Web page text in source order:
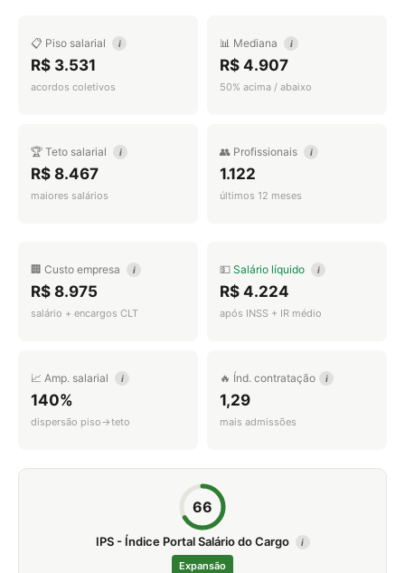
📋 Piso salarial i
R$ 3.531
acordos coletivos
📊 Mediana i
R$ 4.907
50% acima / abaixo
🏆 Teto salarial i
R$ 8.467
maiores salários
👥 Profissionais i
1.122
últimos 12 meses
🏢 Custo empresa i
R$ 8.975
salário + encargos CLT
💵 Salário líquido i
R$ 4.224
após INSS + IR médio
📈 Amp. salarial i
140%
dispersão piso→teto
🔥 Índ. contratação i
1,29
mais admissões
66
IPS - Índice Portal Salário do Cargo i
Expansão